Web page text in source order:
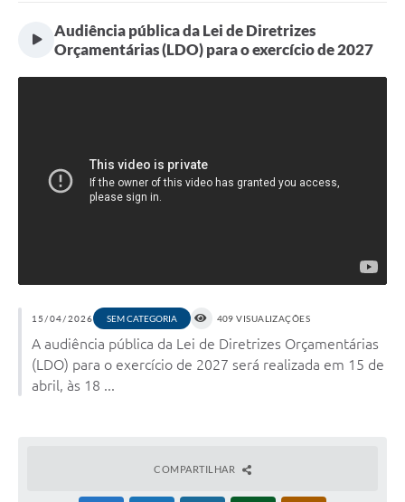
Transparência
Empreendedor
Pesquisa Dificuldades no Licenciamento de Empresas
COVID - 19
Ouvidoria
Diário Oficial
Audiência pública da Lei de Diretrizes
Orçamentárias (LDO) para o exercício de 2027
15/04/2026 SEM CATEGORIA 409 VISUALIZAÇÕES
A audiência pública da Lei de Diretrizes Orçamentárias
(LDO) para o exercício de 2027 será realizada em 15 de
abril, às 18 ...
COMPARTILHAR